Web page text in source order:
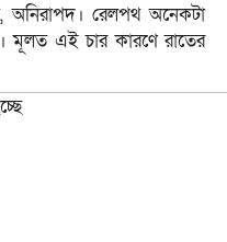
অনিরাপদ। রেলপথ অনেকটা
মূলত এই চার কারণে রাতের